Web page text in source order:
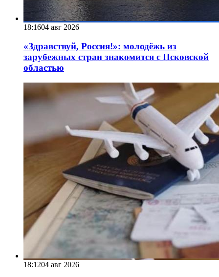
18:1604 авг 2026
«Здравствуй, Россия!»: молодёжь из
зарубежных стран знакомится с Псковской
областью
18:1204 авг 2026